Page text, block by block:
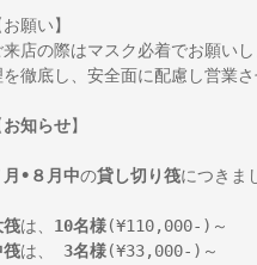
お願い】
来店の際はマスク必着でお願い
を徹底し、安全面に配慮し営業
お知らせ】
月•８月中の貸し切り筏につきま
筏は、 10名様
筏は、 3名様